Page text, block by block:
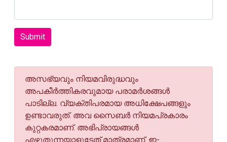
Submit
അസഭ്യവും നിയമവിരുദ്ധവും
അപകീര്‍ത്തികരവുമായ പരാമര്‍ശങ്ങള്‍
പാടില്ല. വ്യക്തിപരമായ അധിക്ഷേപങ്ങളും
ഉണ്ടാവരുത്. അവ സൈബര്‍ നിയമപ്രകാരം
കുറ്റകരമാണ്. അഭിപ്രായങ്ങള്‍
എഴുതുന്നയാളുടേത് മാത്രമാണ്. ഇ-